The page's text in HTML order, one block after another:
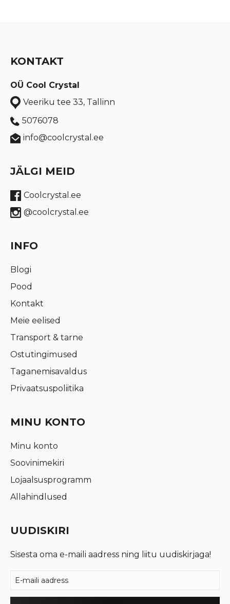
KONTAKT
OÜ Cool Crystal
Veeriku tee 33, Tallinn
5076078
info@coolcrystal.ee
JÄLGI MEID
Coolcrystal.ee
@coolcrystal.ee
INFO
Blogi
Pood
Kontakt
Meie eelised
Transport & tarne
Ostutingimused
Taganemisavaldus
Privaatsuspoliitika
MINU KONTO
Minu konto
Soovinimekiri
Lojaalsusprogramm
Allahindlused
UUDISKIRI
Sisesta oma e-maili aadress ning liitu uudiskirjaga!